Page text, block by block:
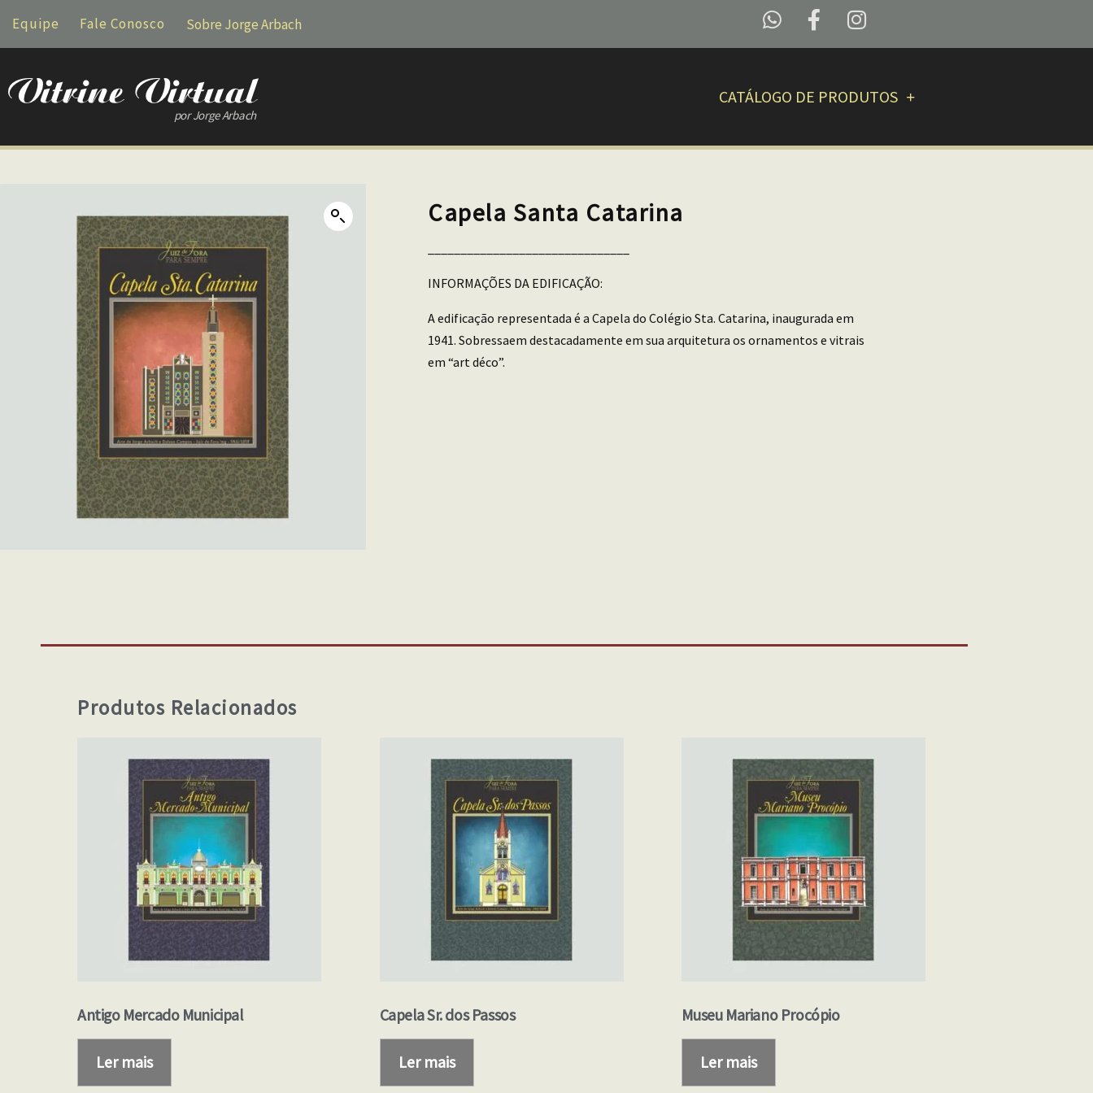
Equipe Fale Conosco Sobre Jorge Arbach
por Jorge Arbach
CATÁLOGO DE PRODUTOS
Capela Santa Catarina
INFORMAÇÕES DA EDIFICAÇÃO:
A edificação representada é a Capela do Colégio Sta. Catarina, inaugurada em
1941. Sobressaem destacadamente em sua arquitetura os ornamentos e vitrais
em “art déco”.
Produtos Relacionados
Antigo Mercado Municipal
Ler mais
Capela Sr. dos Passos
Ler mais
Museu Mariano Procópio
Ler mais